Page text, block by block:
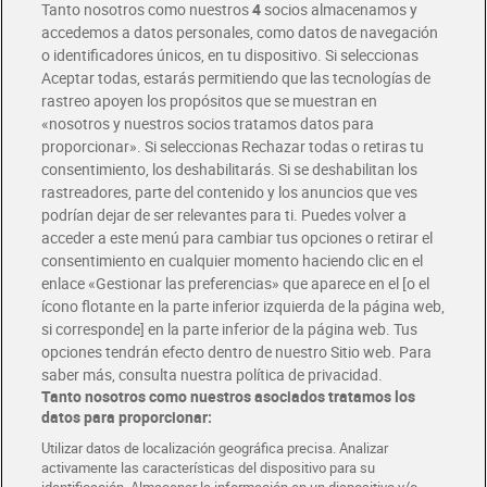
Envío gratis por compras superiores a 100€
Envío estandar por 4,99€
Glovo y Uber Eats
Solicita tu factura de Glovo o Uber Eats
Únete al CLUB Dia
Disfruta las ventajas y ofertas exclusivas.
Descárgate la APP Dia
Folletos y Tiendas
Descubre las mejores ofertas y busca tu tienda más cercana
Tarjeta MaX Dia
Te devuelve hasta 8€/mes de tus compras.
¡Solicita tu tarjeta de crédito aquí!
COMER MEJOR CADA DIA
Tanto nosotros como nuestros4socios almacenamos y
accedemos a datos personales, como datos de navegación
o identificadores únicos, en tu dispositivo. Si seleccionas
Aceptar todas, estarás permitiendo que las tecnologías de
rastreo apoyen los propósitos que se muestran en
«nosotros y nuestros socios tratamos datos para
proporcionar». Si seleccionas Rechazar todas o retiras tu
consentimiento, los deshabilitarás. Si se deshabilitan los
rastreadores, parte del contenido y los anuncios que ves
podrían dejar de ser relevantes para ti. Puedes volver a
acceder a este menú para cambiar tus opciones o retirar el
consentimiento en cualquier momento haciendo clic en el
enlace «Gestionar las preferencias» que aparece en el [o el
ícono flotante en la parte inferior izquierda de la página web,
si corresponde] en la parte inferior de la página web. Tus
opciones tendrán efecto dentro de nuestro Sitio web. Para
saber más, consulta nuestra política de privacidad.
Tanto nosotros como nuestros asociados tratamos los
datos para proporcionar:
Utilizar datos de localización geográfica precisa. Analizar
activamente las características del dispositivo para su